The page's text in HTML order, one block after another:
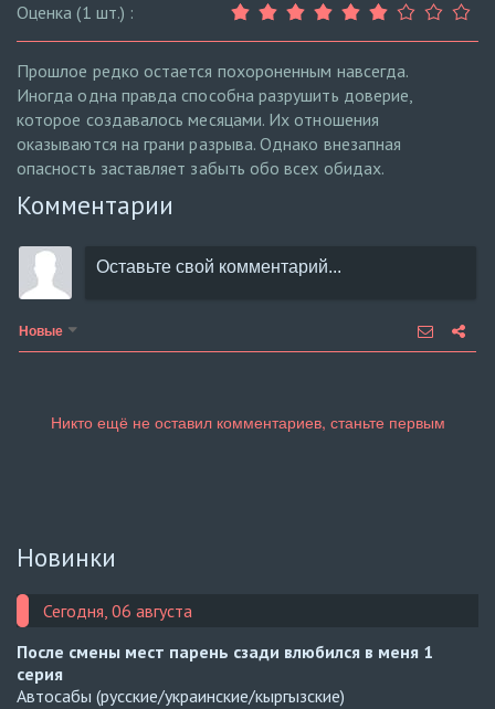
Оценка (1 шт.) :
Прошлое редко остается похороненным навсегда.
Иногда одна правда способна разрушить доверие,
которое создавалось месяцами. Их отношения
оказываются на грани разрыва. Однако внезапная
опасность заставляет забыть обо всех обидах.
Комментарии
Новые
Новинки
Сегодня, 06 августа
После смены мест парень сзади влюбился в меня 1
серия
Автосабы (русские/украинские/кыргызские)